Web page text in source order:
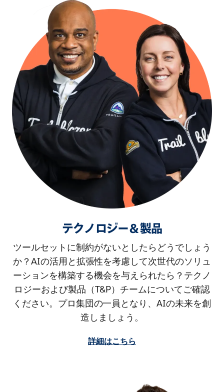
テクノロジー＆製品
ツールセットに制約がないとしたらどうでしょう
か？AIの活用と拡張性を考慮して次世代のソリュ
ーションを構築する機会を与えられたら？テクノ
ロジーおよび製品（T&P）チームについてご確認
ください。プロ集団の一員となり、AIの未来を創
造しましょう。
詳細はこちら